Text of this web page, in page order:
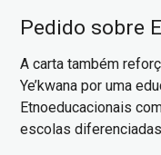
Pedido sobre
A carta também
Ye’kwana por uma
Etnoeducacionais
escolas